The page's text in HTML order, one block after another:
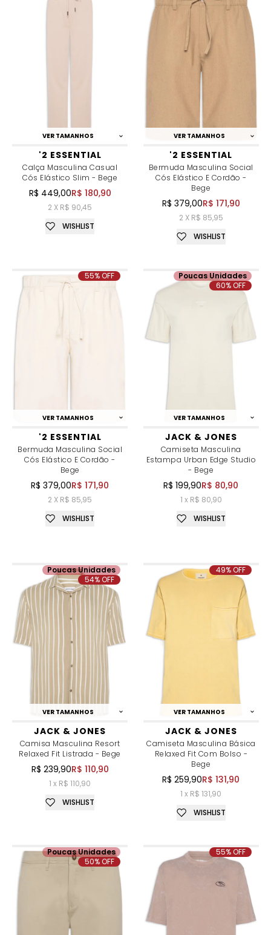
VER TAMANHOS
'2 ESSENTIAL
Calça Masculina Casual
Cós Elástico Slim - Bege
R$ 449,00R$ 180,90
2 X R$ 90,45
WISHLIST
VER TAMANHOS
'2 ESSENTIAL
Bermuda Masculina Social
Cós Elástico E Cordão -
Bege
R$ 379,00R$ 171,90
2 X R$ 85,95
WISHLIST
VER TAMANHOS
'2 ESSENTIAL
Bermuda Masculina Social
Cós Elástico E Cordão -
Bege
R$ 379,00R$ 171,90
2 X R$ 85,95
55% OFF
WISHLIST
VER TAMANHOS
JACK & JONES
Camiseta Masculina
Estampa Urban Edge Studio
- Bege
R$ 199,90R$ 80,90
1 x R$ 80,90
Poucas Unidades
60% OFF
WISHLIST
VER TAMANHOS
JACK & JONES
Camisa Masculina Resort
Relaxed Fit Listrada - Bege
R$ 239,90R$ 110,90
1 x R$ 110,90
Poucas Unidades
54% OFF
WISHLIST
VER TAMANHOS
JACK & JONES
Camiseta Masculina Básica
Relaxed Fit Com Bolso -
Bege
R$ 259,90R$ 131,90
1 x R$ 131,90
49% OFF
WISHLIST
Poucas Unidades
50% OFF
55% OFF